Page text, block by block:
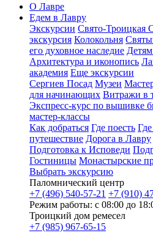
О Лавре
Едем в Лавру
Экскурсии Свято-Троицкая
экскурсия Колокольня
его духовное наследие
Архитектура и иконопись
академия Еще экскурсии
Сергиев Посад Музеи
для начинающих Витражи в
Экспресс-курс по вышивке
мастер-классы
Как добраться Где поесть
путешествие Дорога в Лавру
Подготовка к Исповеди
Гостиницы Монастырские
Выбрать экскурсию
Паломнический центр
+7 (496) 540-57-21 +7 (910)
Режим работы: с 08:00 до
Троицкий дом ремесел
+7 (985) 967-65-15